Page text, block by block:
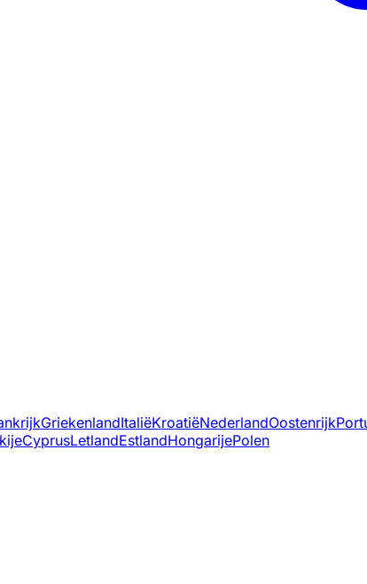
GriekenlandItaliëKroatiëNederlandOostenrijk
CyprusLetlandEstlandHongarijePolen